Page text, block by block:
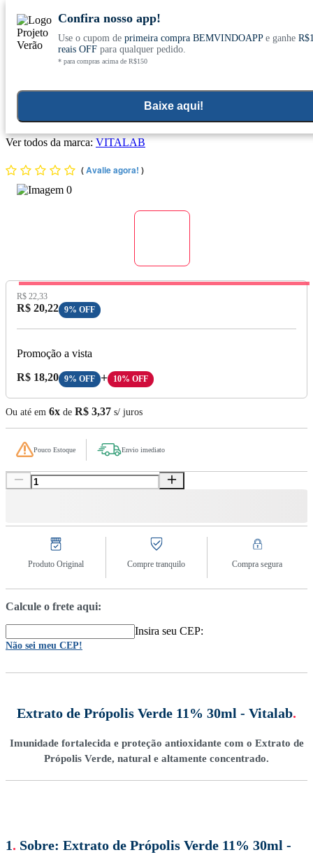
Conheça nosso site novo! E comemore com 0
Confira nosso app!
Use o cupom de primeira compra BEMVINDOAPPe ganhe
reais OFFpara qualquer pedido.
* para compras acima de R$150
Baixe aqui!
Extrato de Própolis Verde 11% 30ml - Vitalab
Ver todos da marca: VITALAB
(Avalie agora! )
Preço Original:
R$ 22,33
Preço com Desconto:
R$ 20,22 9% OFF
Promoção a vista
Preço A Vista:
R$ 18,20 9% OFF + 10% OFF
Ou até em 6x de R$ 3,37 s/ juros
Pouco Estoque Envio imediato
Produto Original Compre tranquilo Compra segura
Calcule o frete aqui:
Insira seu CEP:
Não sei meu CEP!
Extrato de Própolis Verde 11% 30ml - Vitalab.
Imunidade fortalecida e proteção antioxidante com o Extrato de
Própolis Verde, natural e altamente concentrado.
1. Sobre: Extrato de Própolis Verde 11% 30ml -